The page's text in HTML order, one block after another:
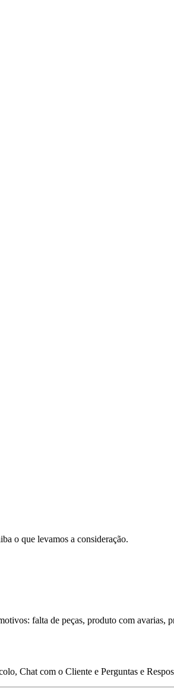
o que levamos a consideração.
falta de peças, produto com avarias,
Chat com o Cliente e Perguntas e